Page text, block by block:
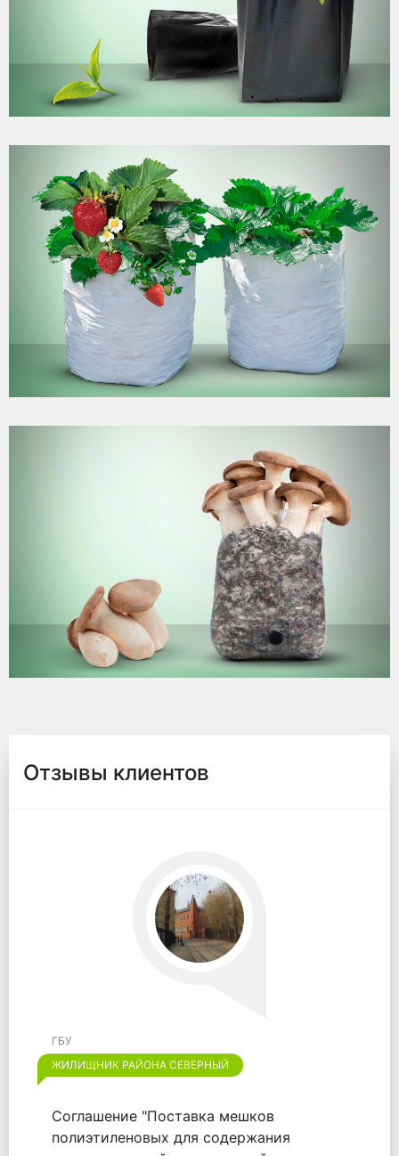
Отзывы клиентов
ГБУ
ЖИЛИЩНИК РАЙОНА ОТРАДНОЕ
Хотим выразить признательность
компании "ООО "ВАЙТПАК"" за